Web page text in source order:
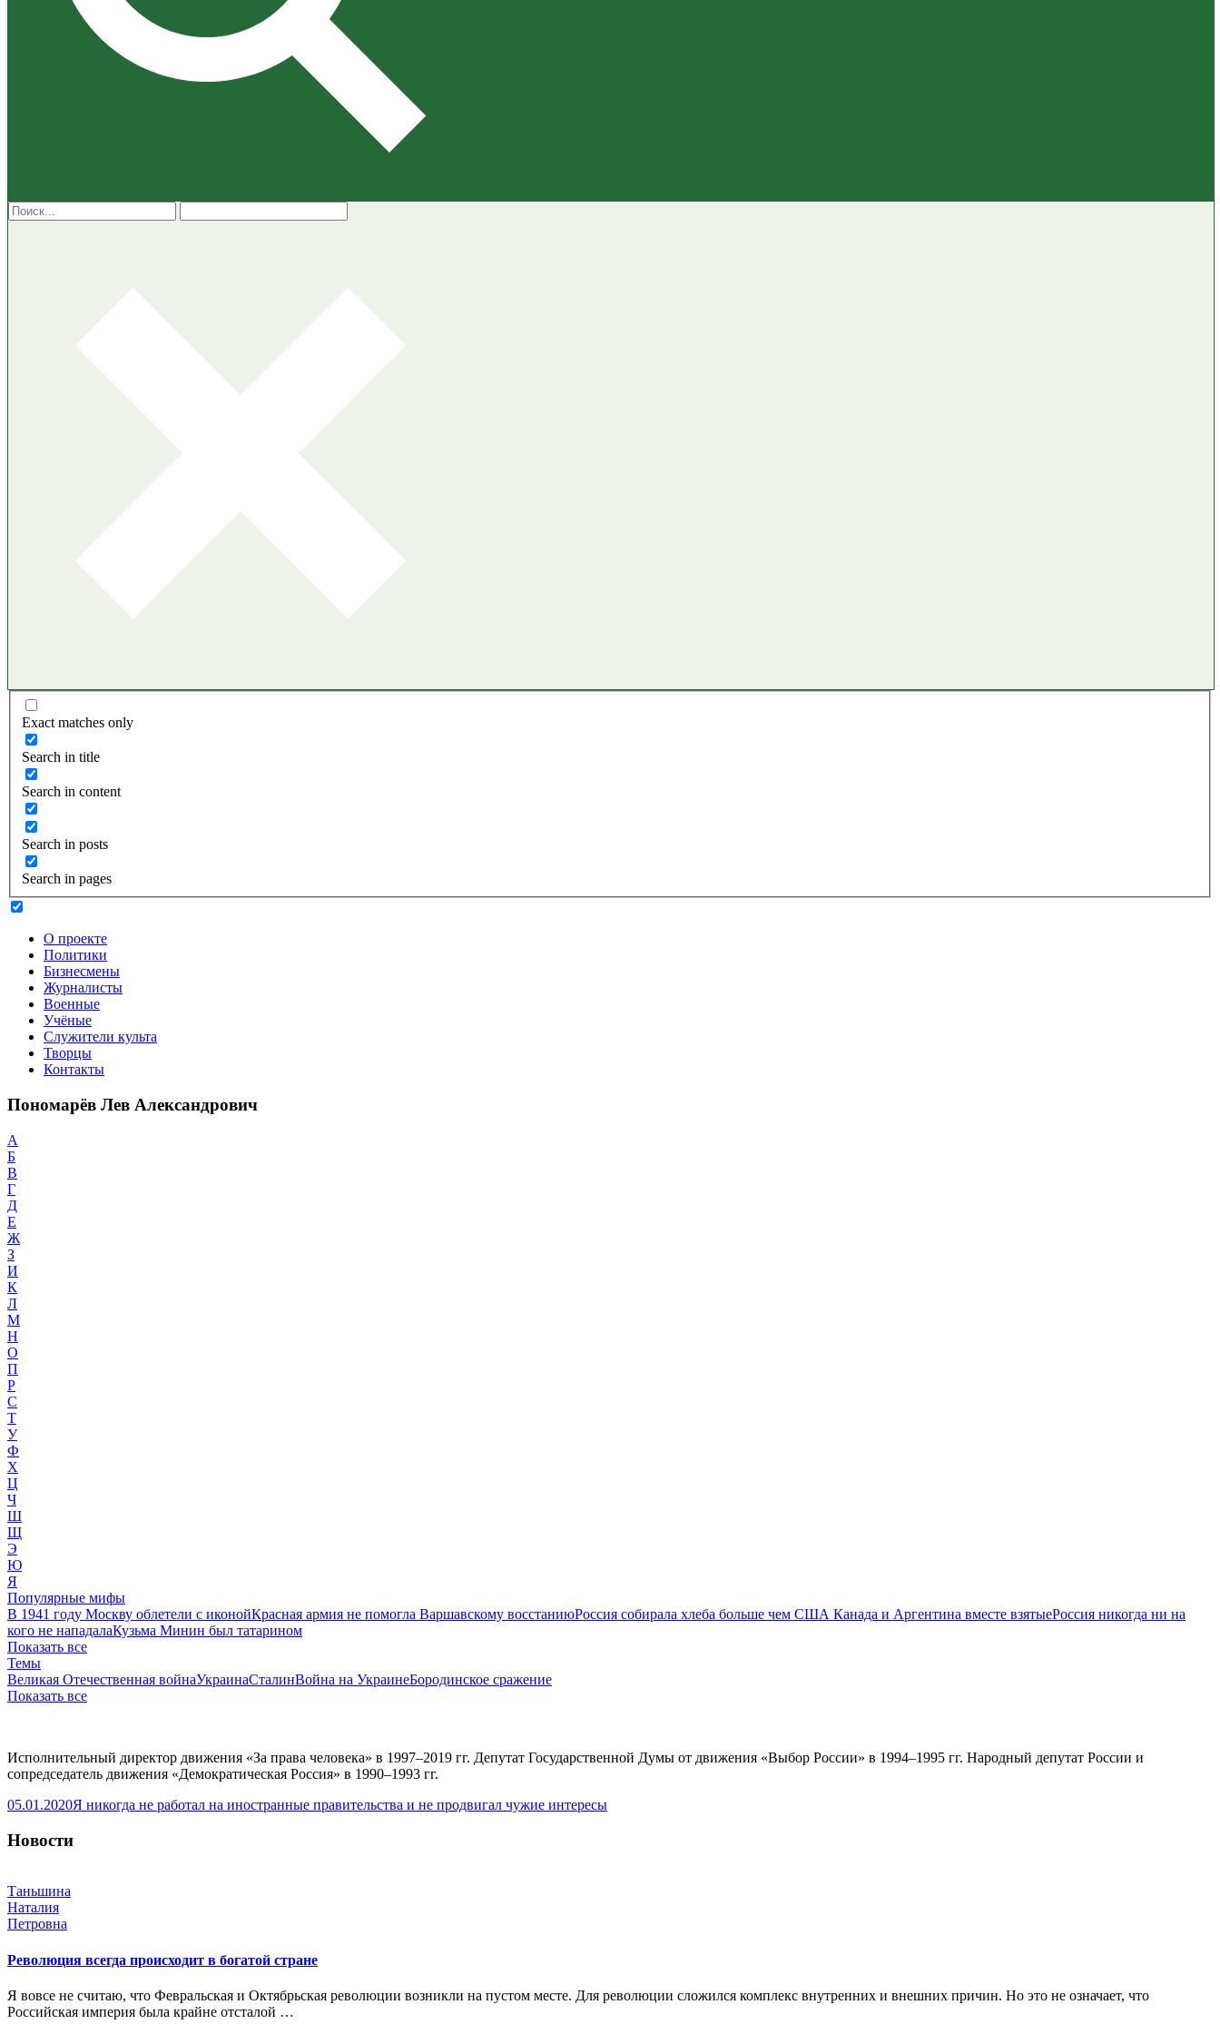
Exact matches only
Search in title
Search in content
Search in posts
Search in pages
О проекте
Политики
Бизнесмены
Журналисты
Военные
Учёные
Служители культа
Творцы
Контакты
Пономарёв Лев Александрович
А
Б
В
Г
Д
Е
Ж
З
И
К
Л
М
Н
О
П
Р
С
Т
У
Ф
Х
Ц
Ч
Ш
Щ
Э
Ю
Я
Популярные мифы
В 1941 году Москву облетели с иконойКрасная армия не помогла Варшавскому восстаниюРоссия собирала хлеба больше чем США Канада и Аргентина вместе взятыеРоссия никогда ни на
кого не нападалаКузьма Минин был татарином
Показать все
Темы
Великая Отечественная войнаУкраинаСталинВойна на УкраинеБородинское сражение
Показать все
Исполнительный директор движения «За права человека» в 1997–2019 гг. Депутат Государственной Думы от движения «Выбор России» в 1994–1995 гг. Народный депутат России и
сопредседатель движения «Демократическая Россия» в 1990–1993 гг.
05.01.2020Я никогда не работал на иностранные правительства и не продвигал чужие интересы
Новости
Таньшина
Наталия
Петровна
Революция всегда происходит в богатой стране
Я вовсе не считаю, что Февральская и Октябрьская революции возникли на пустом месте. Для революции сложился комплекс внутренних и внешних причин. Но это не означает, что
Российская империя была крайне отсталой …